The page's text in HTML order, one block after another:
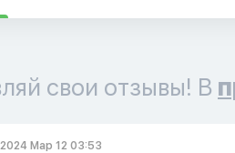
свои отзывы! В
2024 Мар 12 03:53